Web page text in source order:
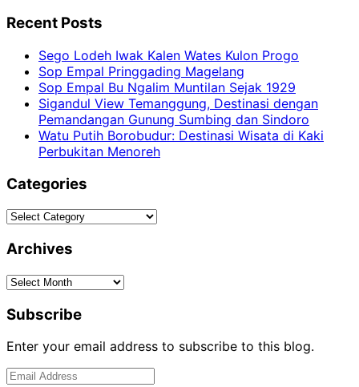
Recent Posts
Sego Lodeh Iwak Kalen Wates Kulon Progo
Sop Empal Pringgading Magelang
Sop Empal Bu Ngalim Muntilan Sejak 1929
Sigandul View Temanggung, Destinasi dengan
Pemandangan Gunung Sumbing dan Sindoro
Watu Putih Borobudur: Destinasi Wisata di Kaki
Perbukitan Menoreh
Categories
Categories
Archives
Archives
Subscribe
Enter your email address to subscribe to this blog.
Email